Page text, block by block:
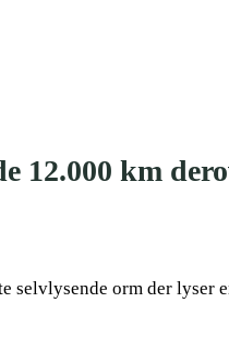
12.000 km
selvlysende orm der lyser